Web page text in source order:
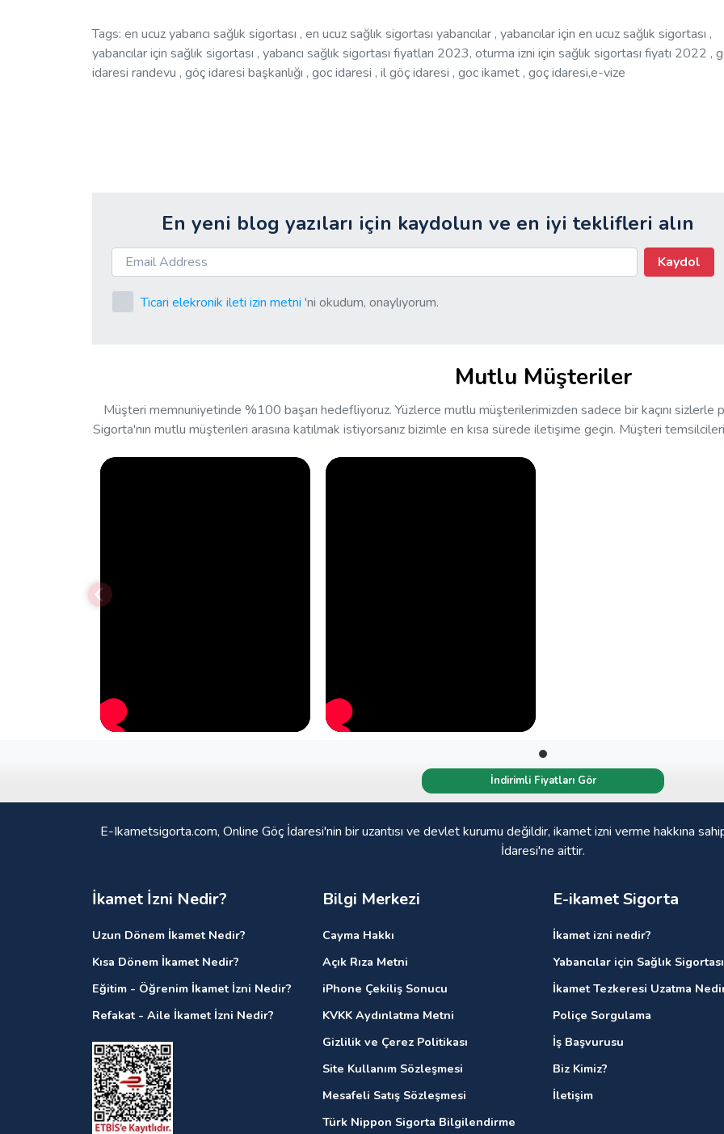
Tags: en ucuz yabancı sağlık sigortası , en ucuz sağlık sigortası yabancılar , yabancılar için en ucuz sağlık sigortası ,
yabancılar için sağlık sigortası , yabancı sağlık sigortası fiyatları 2023, oturma izni için sağlık sigortası fiyatı 2022 ,
idaresi randevu , göç idaresi başkanlığı , goc idaresi , il göç idaresi , goc ikamet , goç idaresi,e-vize
En yeni blog yazıları için kaydolun ve en iyi teklifleri alın
Kaydol
Ticari elekronik ileti izin metni 'ni okudum, onaylıyorum.
Mutlu Müşteriler
Müşteri memnuniyetinde %100 başarı hedefliyoruz. Yüzlerce mutlu müşterilerimizden sadece bir kaçını
Sigorta'nın mutlu müşterileri arasına katılmak istiyorsanız bizimle en kısa sürede iletişime geçin. Müşteri
İndirimli Fiyatları Gör
E-Ikametsigorta.com, Online Göç İdaresi'nin bir uzantısı ve devlet kurumu değildir, ikamet izni verme hakkına
İdaresi'ne aittir.
İkamet İzni Nedir?
Uzun Dönem İkamet Nedir?
Kısa Dönem İkamet Nedir?
Eğitim - Öğrenim İkamet İzni Nedir?
Refakat - Aile İkamet İzni Nedir?
Bilgi Merkezi
Cayma Hakkı
Açık Rıza Metni
iPhone Çekiliş Sonucu
KVKK Aydınlatma Metni
Gizlilik ve Çerez Politikası
Site Kullanım Sözleşmesi
Mesafeli Satış Sözleşmesi
Türk Nippon Sigorta Bilgilendirme
E-ikamet Sigorta
İkamet izni nedir?
Yabancılar için Sağlık Sigortası
İkamet Tezkeresi Uzatma
Poliçe Sorgulama
İş Başvurusu
Biz Kimiz?
İletişim